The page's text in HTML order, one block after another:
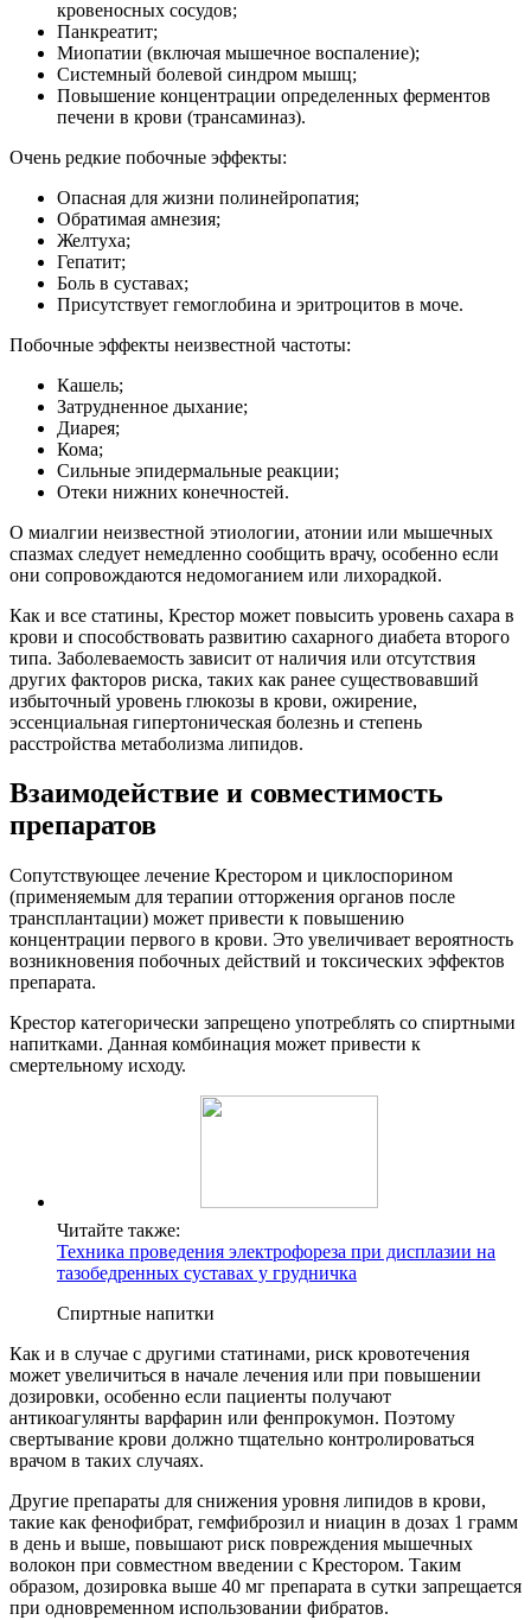
кровеносных сосудов;
Панкреатит;
Миопатии (включая мышечное воспаление);
Системный болевой синдром мышц;
Повышение концентрации определенных ферментов
печени в крови (трансаминаз).
Очень редкие побочные эффекты:
Опасная для жизни полинейропатия;
Обратимая амнезия;
Желтуха;
Гепатит;
Боль в суставах;
Присутствует гемоглобина и эритроцитов в моче.
Побочные эффекты неизвестной частоты:
Кашель;
Затрудненное дыхание;
Диарея;
Кома;
Сильные эпидермальные реакции;
Отеки нижних конечностей.
О миалгии неизвестной этиологии, атонии или мышечных
спазмах следует немедленно сообщить врачу, особенно если
они сопровождаются недомоганием или лихорадкой.
Как и все статины, Крестор может повысить уровень сахара в
крови и способствовать развитию сахарного диабета второго
типа. Заболеваемость зависит от наличия или отсутствия
других факторов риска, таких как ранее существовавший
избыточный уровень глюкозы в крови, ожирение,
эссенциальная гипертоническая болезнь и степень
расстройства метаболизма липидов.
Взаимодействие и совместимость
препаратов
Сопутствующее лечение Крестором и циклоспорином
(применяемым для терапии отторжения органов после
трансплантации) может привести к повышению
концентрации первого в крови. Это увеличивает вероятность
возникновения побочных действий и токсических эффектов
препарата.
Крестор категорически запрещено употреблять со спиртными
напитками. Данная комбинация может привести к
смертельному исходу.
Читайте также:
Техника проведения электрофореза при дисплазии на
тазобедренных суставах у грудничка
Спиртные напитки
Как и в случае с другими статинами, риск кровотечения
может увеличиться в начале лечения или при повышении
дозировки, особенно если пациенты получают
антикоагулянты варфарин или фенпрокумон. Поэтому
свертывание крови должно тщательно контролироваться
врачом в таких случаях.
Другие препараты для снижения уровня липидов в крови,
такие как фенофибрат, гемфиброзил и ниацин в дозах 1 грамм
в день и выше, повышают риск повреждения мышечных
волокон при совместном введении с Крестором. Таким
образом, дозировка выше 40 мг препарата в сутки запрещается
при одновременном использовании фибратов.